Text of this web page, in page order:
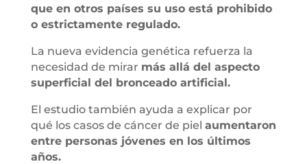
que en otros países su uso está prohibido
o estrictamente regulado.
La nueva evidencia genética refuerza la
necesidad de mirar más allá del aspecto
superficial del bronceado artificial.
El estudio también ayuda a explicar por
qué los casos de cáncer de piel aumentaron
entre personas jóvenes en los últimos
años.